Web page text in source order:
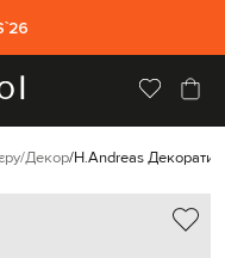
Декор H.Andreas